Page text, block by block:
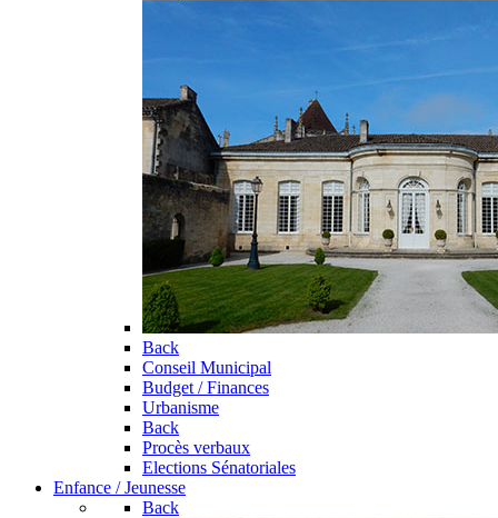
Back
Conseil Municipal
Budget / Finances
Urbanisme
Back
Procès verbaux
Elections Sénatoriales
Enfance / Jeunesse
Back